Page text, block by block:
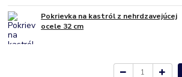
Pokrievka na kastról z nehrdzavejúcej
ocele 32 cm